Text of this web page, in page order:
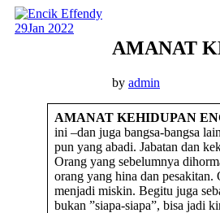
29Jan 2022
AMANAT
by admin
AMANAT KEHIDUPAN
ini –dan juga bangsa-bangsa
pun yang abadi. Jabatan dan
Orang yang sebelumnya
orang yang hina dan pesakitan.
menjadi miskin. Begitu juga
bukan ”siapa-siapa”, bisa jadi